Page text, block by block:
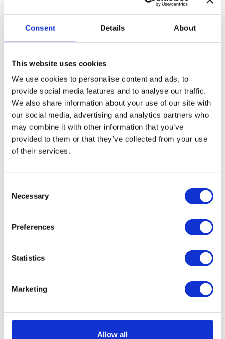
Consent Details About
This website uses cookies
We use cookies to personalise content and ads, to
provide social media features and to analyse our traffic.
We also share information about your use of our site with
our social media, advertising and analytics partners who
may combine it with other information that you’ve
provided to them or that they’ve collected from your use
of their services.
Selection
Necessary
Preferences
Statistics
Marketing
Allow all
DE CE AR TREBUI SĂ
NE ALEGI?